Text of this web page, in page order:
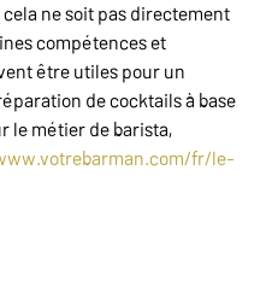
ne soit pas directement
compétences et
être utiles pour un
de cocktails à base
le métier de barista,
fr/le-